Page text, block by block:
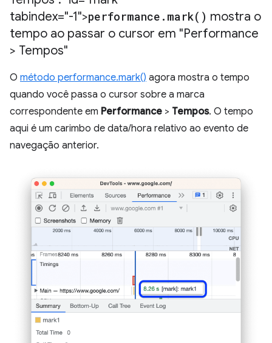
tabindex="-1">performance . mark( ) mostra o
tempo ao passar o cursor em "Performance
> Tempos"
O método performance.mark() agora mostra o tempo
quando você passa o cursor sobre a marca
correspondente em Performance > Tempos. O tempo
aqui é um carimbo de data/hora relativo ao evento de
navegação anterior.